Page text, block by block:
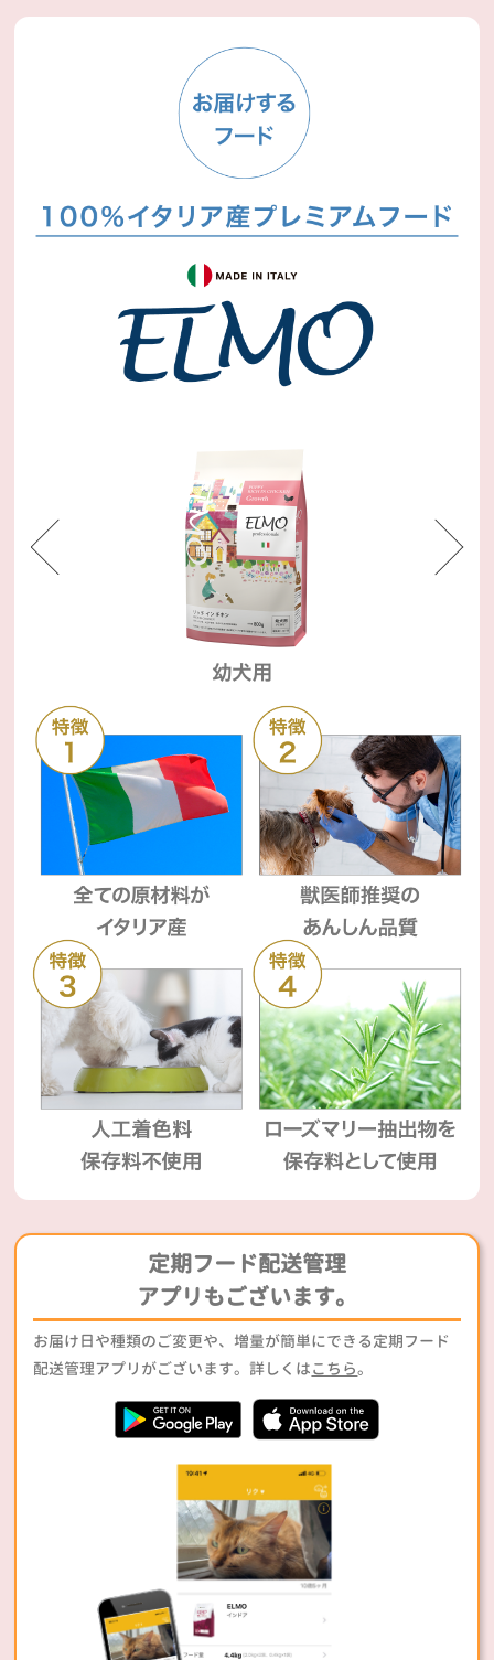
定期フード配送管理
アプリもございます。
お届け日や種類のご変更や、増量が簡単にできる定期フード
配送管理アプリがございます。詳しくはこちら。